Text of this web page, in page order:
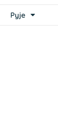
Pyje